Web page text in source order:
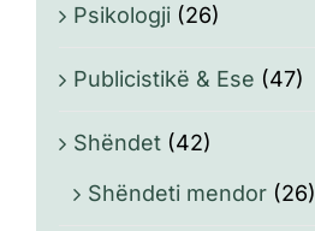
Psikologji (26)
Publicistikë & Ese (47)
Shëndet (42)
Shëndeti mendor (26)